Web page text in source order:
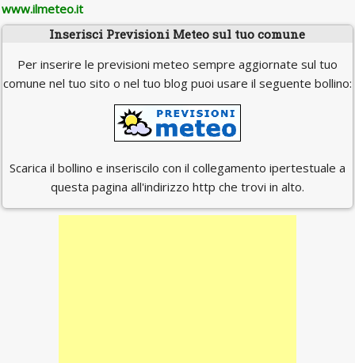
www.ilmeteo.it
Inserisci Previsioni Meteo sul tuo comune
Per inserire le previsioni meteo sempre aggiornate sul tuo
comune nel tuo sito o nel tuo blog puoi usare il seguente bollino:
Scarica il bollino e inseriscilo con il collegamento ipertestuale a
questa pagina all'indirizzo http che trovi in alto.